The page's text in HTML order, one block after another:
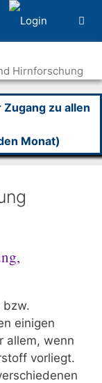
Hirnforschung
zu allen
Monat)
bzw.
einigen
allem, wenn
vorliegt.